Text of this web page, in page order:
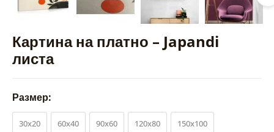
Картина на платно – Japandi
листа
Размер:
30x20 60x40 90x60 120x80 150x100